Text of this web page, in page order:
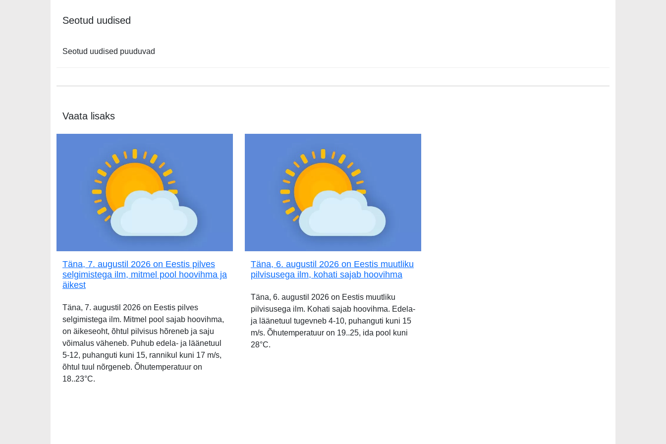
Seotud uudised
Seotud uudised puuduvad
Vaata lisaks
Täna, 7. augustil 2026 on Eestis pilves
selgimistega ilm, mitmel pool hoovihma ja
äikest
Täna, 7. augustil 2026 on Eestis pilves
selgimistega ilm. Mitmel pool sajab hoovihma,
on äikeseoht, õhtul pilvisus hõreneb ja saju
võimalus väheneb. Puhub edela- ja läänetuul
5-12, puhanguti kuni 15, rannikul kuni 17 m/s,
õhtul tuul nõrgeneb. Õhutemperatuur on
18..23°C.
Täna, 6. augustil 2026 on Eestis muutliku
pilvisusega ilm, kohati sajab hoovihma
Täna, 6. augustil 2026 on Eestis muutliku
pilvisusega ilm. Kohati sajab hoovihma. Edela-
ja läänetuul tugevneb 4-10, puhanguti kuni 15
m/s. Õhutemperatuur on 19..25, ida pool kuni
28°C.